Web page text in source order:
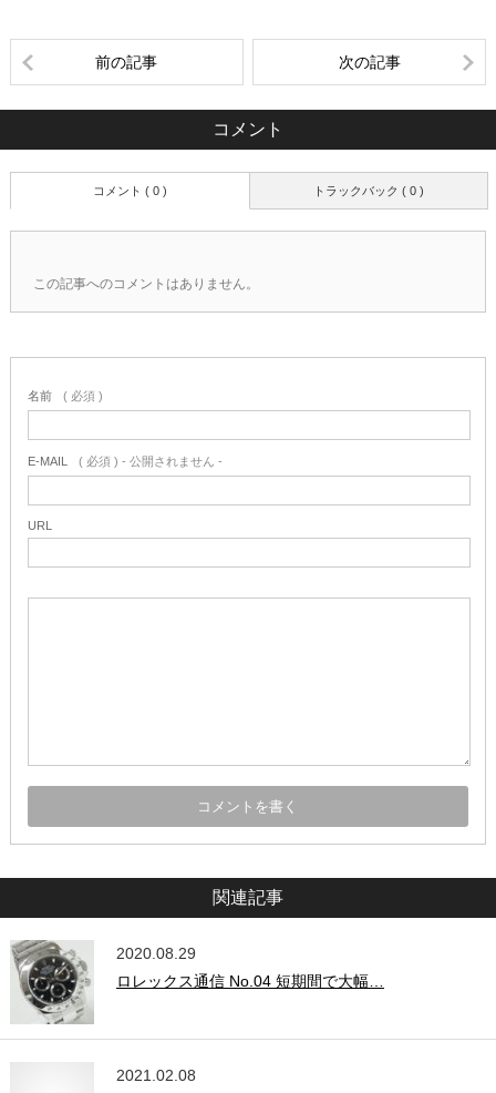
前の記事 次の記事
コメント
トラックバック ( 0 )
コメント ( 0 )
この記事へのコメントはありません。
名前 ( 必須 )
E-MAIL ( 必須 ) - 公開されません -
URL
関連記事
2020.08.29
ロレックス通信 No.04 短期間で大幅…
2021.02.08